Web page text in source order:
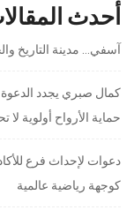
أحدث
كمال صبري يجدد الدعوة
دعوات لإحداث فرع